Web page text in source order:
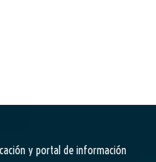
y portal de información